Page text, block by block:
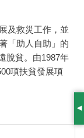
及救災工作，並
「助人自助」的
脫貧。由1987年
項扶貧發展項